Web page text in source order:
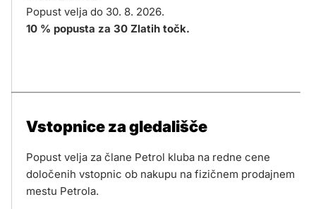
Popust velja do 30. 8. 2026.
10 % popusta za 30 Zlatih točk.
Vstopnice za gledališče
Popust velja za člane Petrol kluba na redne cene
določenih vstopnic ob nakupu na fizičnem prodajnem
mestu Petrola.